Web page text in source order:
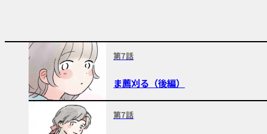
第7話
ま薦刈る（後編）
第7話